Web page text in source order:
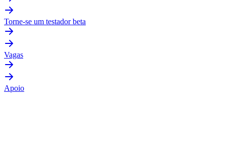
Torne-se um testador beta
Vagas
Apoio